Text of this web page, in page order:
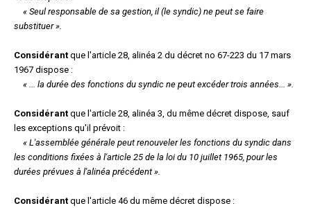
« Seul responsable de sa gestion, il (le syndic) ne peut se faire
substituer ».
Considérant que l'article 28, alinéa 2 du décret no 67-223 du 17 mars
1967 dispose :
« ... la durée des fonctions du syndic ne peut excéder trois années... ».
Considérant que l'article 28, alinéa 3, du même décret dispose, sauf
les exceptions qu'il prévoit :
« L'assemblée générale peut renouveler les fonctions du syndic dans
les conditions fixées à l'article 25 de la loi du 10 juillet 1965, pour les
durées prévues à l'alinéa précédent ».
Considérant que l'article 46 du même décret dispose :